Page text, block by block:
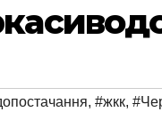
, #жкк,